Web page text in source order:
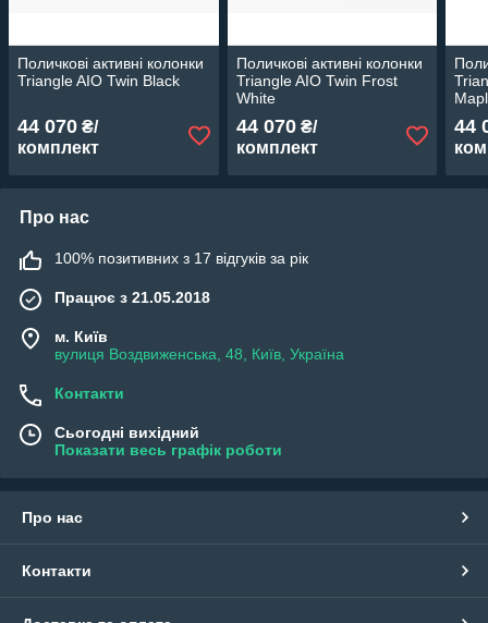
Поличкові активні колонки
Triangle AIO Twin Black
44 070 ₴/
комплект
Поличкові активні колонки
Triangle AIO Twin Frost
White
44 070₴/
комплект
44
Про нас
100% позитивних з 17 відгуків за рік
Працює з 21.05.2018
м. Київ
вулиця Воздвиженська, 48, Київ, Україна
Контакти
Сьогодні вихідний
Показати весь графік роботи
Про нас
Контакти